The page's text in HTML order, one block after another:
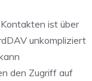
ist über
unkompliziert
den Zugriff auf